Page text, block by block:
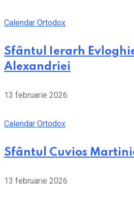
Calendar Ortodox
Sfântul Ierarh
Alexandriei
13 februarie 2026
Calendar Ortodox
Sfântul Cuvios
13 februarie 2026